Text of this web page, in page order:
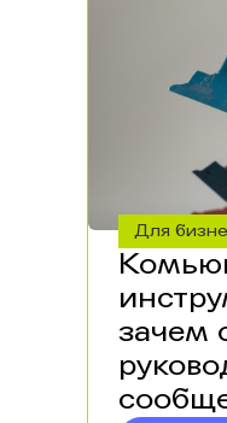
Для
зачем